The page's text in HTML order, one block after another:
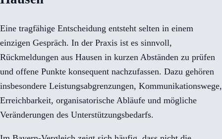
Eine tragfähige Entscheidung entsteht selten in einem
einzigen Gespräch. In der Praxis ist es sinnvoll,
Rückmeldungen aus Hausen in kurzen Abständen zu prüfen
und offene Punkte konsequent nachzufassen. Dazu gehören
insbesondere Leistungsabgrenzungen, Kommunikationswege,
Erreichbarkeit, organisatorische Abläufe und mögliche
Veränderungen des Unterstützungsbedarfs.